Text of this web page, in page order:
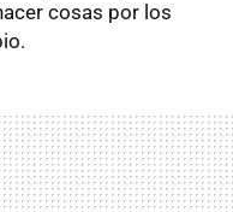
cosas por los